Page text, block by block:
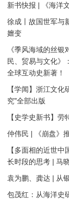
新书快报 | 《海洋
徐成丨故国世军与
嬗变
《季风海域的丝
民、贸易与文化》
全球互动史新著！
【学闻】浙江文
究”全部出版
【史学史新书】
仲伟民 | 《崩盘》
【多面相的近世
长时段的思考 | 马
袁为鹏、龚达 | 从
包茂红：从海洋史